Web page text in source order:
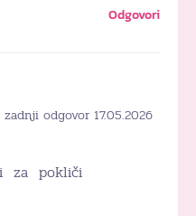
Odgovori
zadnji odgovor 17.05.2026
za pokliči